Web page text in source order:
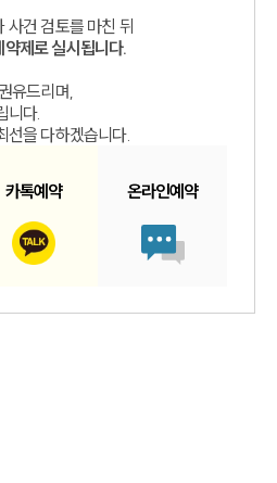
사건 검토를 마친 뒤
제로 실시됩니다.
유드리며,
니다.
선을 다하겠습니다.
카톡예약 온라인예약